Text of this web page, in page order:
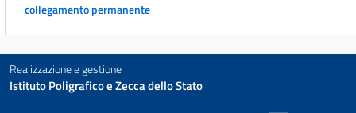
collegamento permanente
Realizzazione e gestione
Istituto Poligrafico e Zecca dello Stato